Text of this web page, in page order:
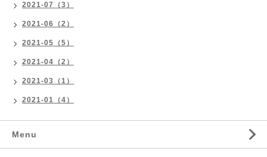
2021-07（3）
2021-06（2）
2021-05（5）
2021-04（2）
2021-03（1）
2021-01（4）
Menu